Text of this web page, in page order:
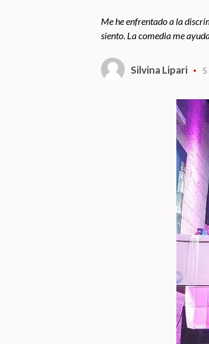
Me he enfrentado a la
siento. La comedia me
Silvina Lipari 5